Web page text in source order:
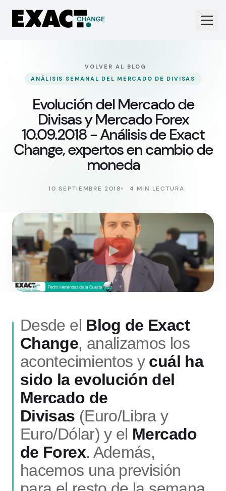
VOLVER AL BLOG ·
ANÁLISIS SEMANAL DEL MERCADO DE DIVISAS
Evolución del Mercado de
Divisas y Mercado Forex
10.09.2018 - Análisis de Exact
Change, expertos en cambio de
moneda
10 SEPTIEMBRE 2018 4 MIN LECTURA
Desde el Blog de Exact
Change, analizamos los
acontecimientos y cuál ha
sido la evolución del
Mercado de
Divisas (Euro/Libra y
Euro/Dólar) y el Mercado
de Forex. Además,
hacemos una previsión